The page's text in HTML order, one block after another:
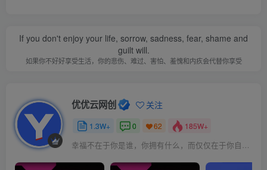
If you don't enjoy your life, sorrow, sadness, fear, shame and
guilt will.
如果你不好好享受生活，你的悲伤、难过、害怕、羞愧和内疚会代替你享受
优优云网创 关注
1.3W+ 0 62 185W+
幸福不在于你是谁，你拥有什么，而仅仅在于你自己怎么看待